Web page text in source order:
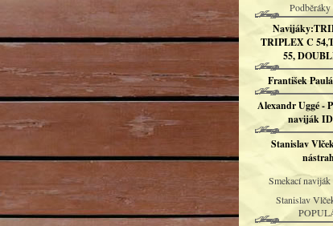
TRIPLEX C
55,
František
Alexandr Uggé -
naviják
Stanislav
Smekací naviják
Stanislav